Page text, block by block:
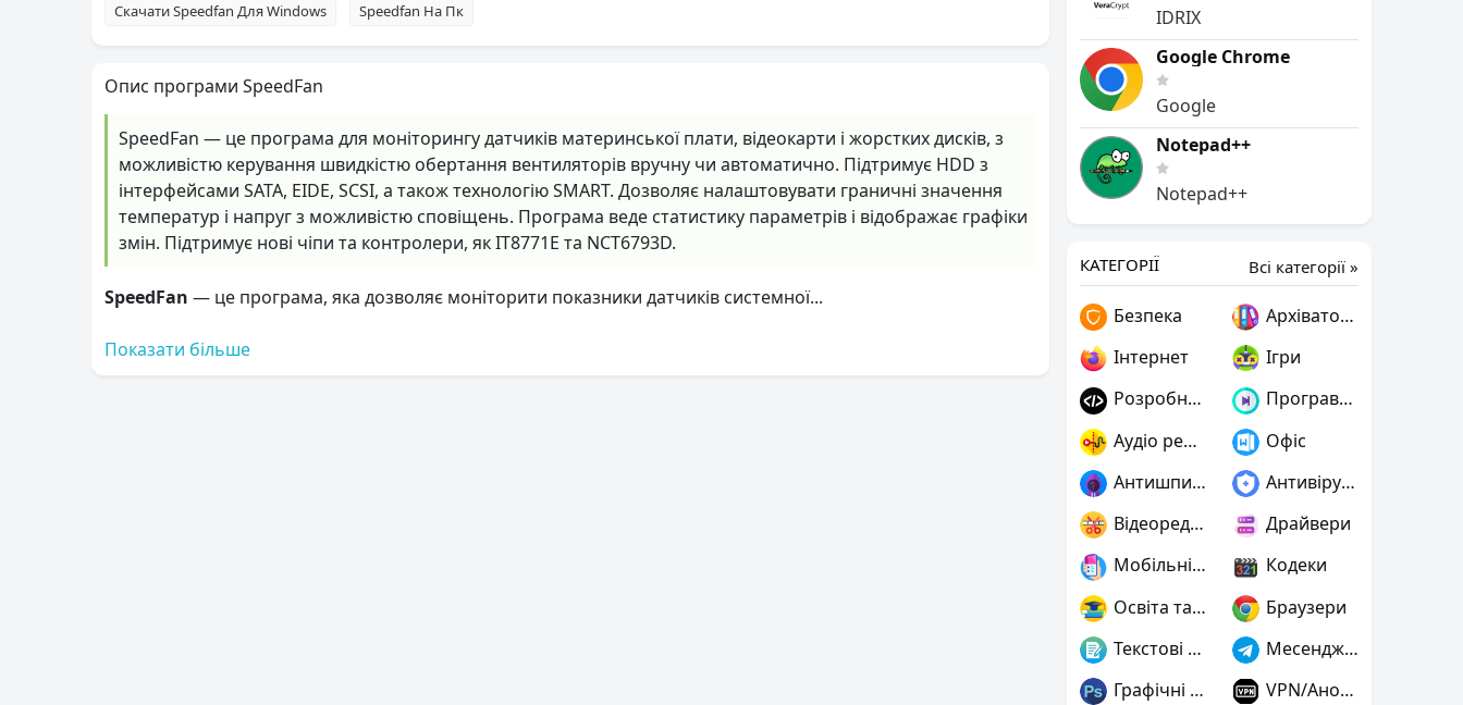
Скачати Speedfan Для Windows Speedfan На Пк
Опис програми SpeedFan
SpeedFan — це програма для моніторингу датчиків материнської плати, відеокарти і жорстких дисків, з
можливістю керування швидкістю обертання вентиляторів вручну чи автоматично. Підтримує HDD з
інтерфейсами SATA, EIDE, SCSI, а також технологію SMART. Дозволяє налаштовувати граничні значення
температур і напруг з можливістю сповіщень. Програма веде статистику параметрів і відображає графіки
змін. Підтримує нові чіпи та контролери, як IT8771E та NCT6793D.
SpeedFan — це програма, яка дозволяє моніторити показники датчиків системної...
Показати більше
IDRIX
Google Chrome
Google
Notepad++
Notepad++
Всі категорії »
КАТЕГОРІЇ
Безпека
Архіватори
Інтернет
Ігри
Розробнику
Програвачі
Аудіо редактори
Офіс
Антишпигуни
Антивіруси
Відеоредактори
Драйвери
Мобільні пристрої
Кодеки
Освіта та наука
Браузери
Текстові редактори
Месенджери
Графічні редактори
VPN/Анонімність